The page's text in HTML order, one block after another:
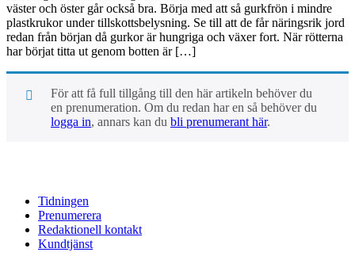
väster och öster går också bra. Börja med att så gurkfrön i mindre
plastkrukor under tillskottsbelysning. Se till att de får näringsrik jord
redan från början då gurkor är hungriga och växer fort. När rötterna
har börjat titta ut genom botten är […]
För att få full tillgång till den här artikeln behöver du
en prenumeration. Om du redan har en så behöver du
logga in, annars kan du bli prenumerant här.
Tidningen
Prenumerera
Redaktionell kontakt
Kundtjänst